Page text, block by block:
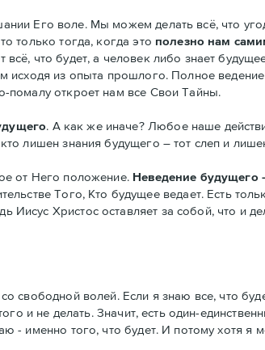
Его воле. Мы можем делать всё, что
только тогда, когда это полезно нам
что будет, а человек либо знает
исходя из опыта прошлого. Полное
помалу откроет нам все Свои Тайны.
. А как же иначе? Любое наше
лишен знания будущего – тот слеп и
от Него положение. Неведение будущего
Того, Кто будущее ведает. Есть
Христос оставляет за собой, что и
свободной волей. Если я знаю все, что
и не делать. Значит, есть один-
именно того, что будет. И потому хотя я